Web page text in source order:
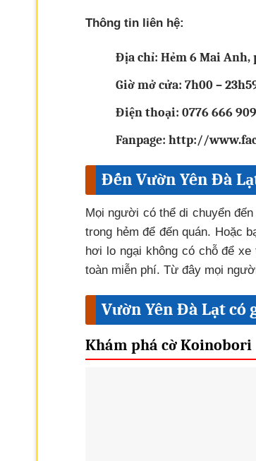
Thông tin liên hệ:
Địa chỉ: Hẻm 6 Mai
Giờ mở cửa: 7h00 –
Điện thoại: 0776 666 909
Fanpage: http://
Đến Vườn Yên Đà
Mọi người có thể di chuyển
trong hẻm để đến quán. Hoặc
hơi lo ngại không có chỗ để
toàn miễn phí. Từ đây mọi
Vườn Yên Đà Lạt có
Khám phá cờ Koinobori